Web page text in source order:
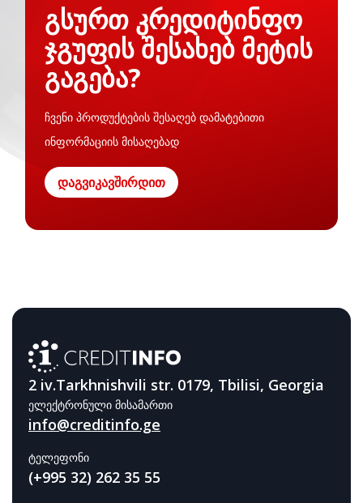
გსურთ კრედიტინფო
ჯგუფის შესახებ მეტის
გაგება?
ჩვენი პროდუქტების შესაღებ დამატებითი
ინფორმაციის მისაღებად
დაგვიკავშირდით
2 iv.Tarkhnishvili str. 0179, Tbilisi, Georgia
ელექტრონული მისამართი
info@creditinfo.ge
ტელეფონი
(+995 32) 262 35 55